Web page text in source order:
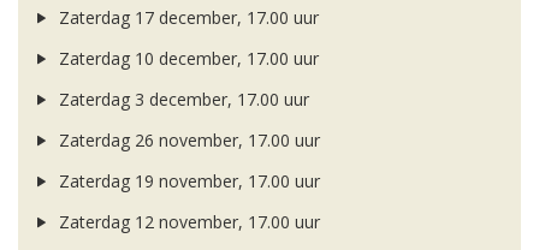
Zaterdag 17 december, 17.00 uur
Zaterdag 10 december, 17.00 uur
Zaterdag 3 december, 17.00 uur
Zaterdag 26 november, 17.00 uur
Zaterdag 19 november, 17.00 uur
Zaterdag 12 november, 17.00 uur